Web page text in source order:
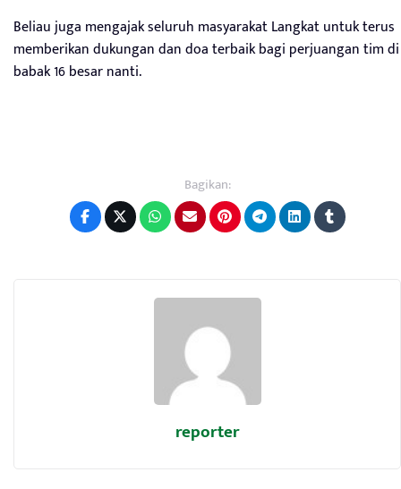
Beliau juga mengajak seluruh masyarakat Langkat untuk terus
memberikan dukungan dan doa terbaik bagi perjuangan tim di
babak 16 besar nanti.
Bagikan:
reporter